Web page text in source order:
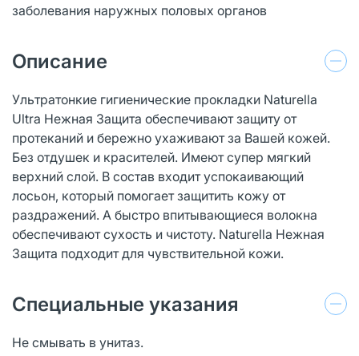
заболевания наружных половых органов
Описание
Ультратонкие гигиенические прокладки Naturella
Ultra Нежная Защита обеспечивают защиту от
протеканий и бережно ухаживают за Вашей кожей.
Без отдушек и красителей. Имеют супер мягкий
верхний слой. В состав входит успокаивающий
лосьон, который помогает защитить кожу от
раздражений. А быстро впитывающиеся волокна
обеспечивают сухость и чистоту. Naturella Нежная
Защита подходит для чувствительной кожи.
Специальные указания
Не смывать в унитаз.